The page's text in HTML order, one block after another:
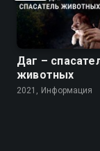
Даг –
животных
2021, Информация